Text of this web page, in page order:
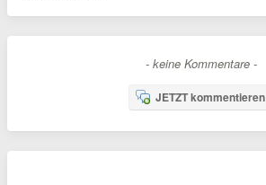
- keine Kommentare -
JETZT kommentieren